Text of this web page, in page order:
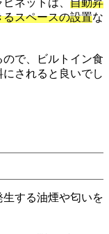
スペースの設置な
ので、ビルトイン食
されると良いでし
する油煙や匂いを